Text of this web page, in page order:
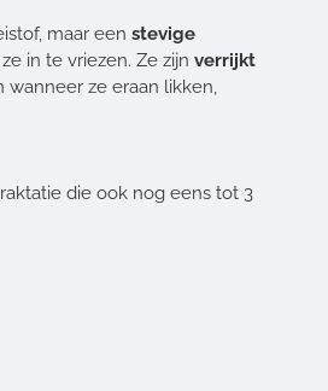
maar een stevige
in te vriezen. Ze zijn verrijkt
ze eraan likken,
die ook nog eens tot 3